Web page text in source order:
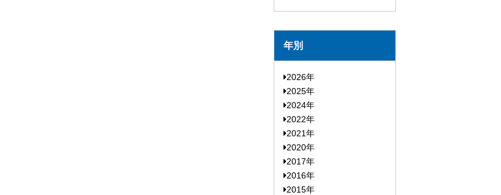
年別
2026年
2025年
2024年
2022年
2021年
2020年
2017年
2016年
2015年